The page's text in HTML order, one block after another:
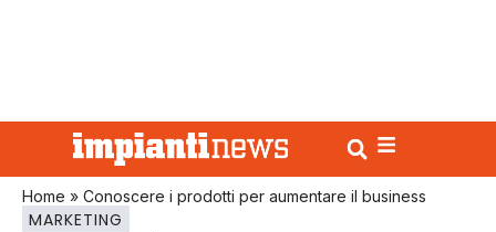
Home » Conoscere i prodotti per aumentare il business
MARKETING